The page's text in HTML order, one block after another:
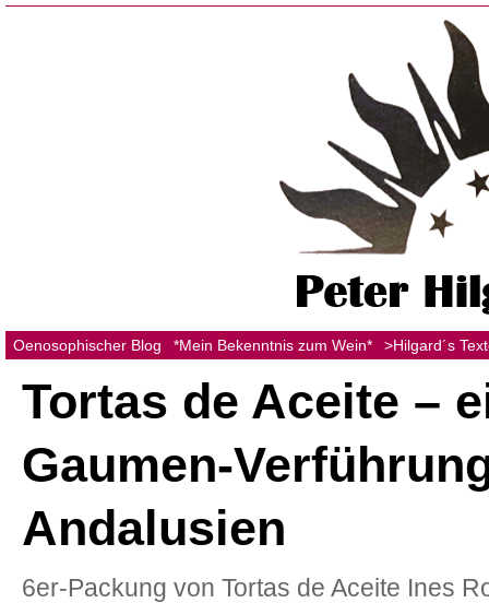
Oenosophischer Blog *Mein Bekenntnis zum Wein* >Hilgard´s
Tortas de Aceite –
Gaumen-
Andalusien
6er-Packung von Tortas de Aceite Ines